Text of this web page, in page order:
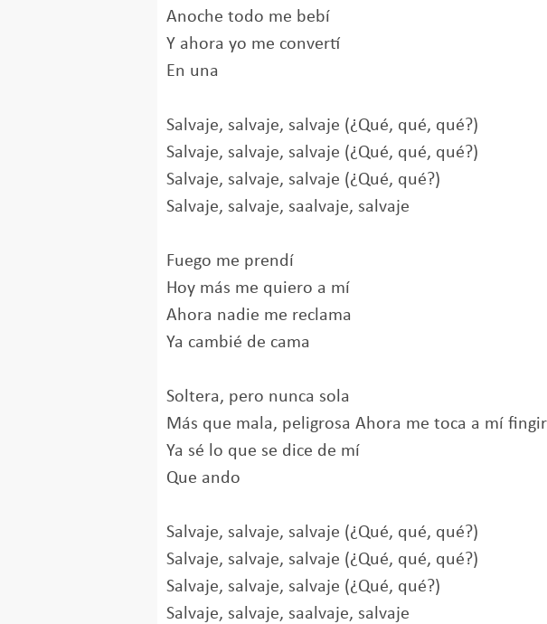
Anoche todo me bebí
Y ahora yo me convertí
En una
Salvaje, salvaje, salvaje (¿Qué, qué, qué?)
Salvaje, salvaje, salvaje (¿Qué, qué, qué?)
Salvaje, salvaje, salvaje (¿Qué, qué?)
Salvaje, salvaje, saalvaje, salvaje
Fuego me prendí
Hoy más me quiero a mí
Ahora nadie me reclama
Ya cambié de cama
Soltera, pero nunca sola
Más que mala, peligrosa Ahora me toca a mí fingir
Ya sé lo que se dice de mí
Que ando
Salvaje, salvaje, salvaje (¿Qué, qué, qué?)
Salvaje, salvaje, salvaje (¿Qué, qué, qué?)
Salvaje, salvaje, salvaje (¿Qué, qué?)
Salvaje, salvaje, saalvaje, salvaje